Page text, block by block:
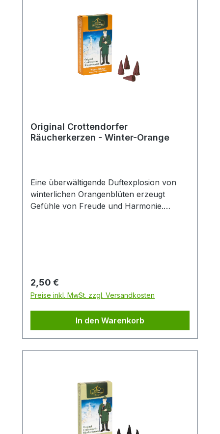
Original Crottendorfer
Räucherkerzen - Winter-Orange
Eine überwältigende Duftexplosion von
winterlichen Orangenblüten erzeugt
Gefühle von Freude und Harmonie.
Regulärer Preis:
2,50 €
Preise inkl. MwSt. zzgl. Versandkosten
In den Warenkorb